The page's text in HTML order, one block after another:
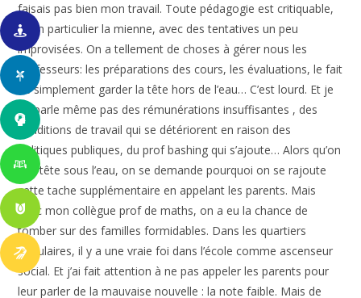
faisais pas bien mon travail. Toute pédagogie est critiquable,
et en particulier la mienne, avec des tentatives un peu
improvisées. On a tellement de choses à gérer nous les
professeurs: les préparations des cours, les évaluations, le fait
de simplement garder la tête hors de l’eau… C’est lourd. Et je
ne parle même pas des rémunérations insuffisantes , des
conditions de travail qui se détériorent en raison des
politiques publiques, du prof bashing qui s’ajoute… Alors qu’on
a la tête sous l’eau, on se demande pourquoi on se rajoute
cette tache supplémentaire en appelant les parents. Mais
avec mon collègue prof de maths, on a eu la chance de
tomber sur des familles formidables. Dans les quartiers
populaires, il y a une vraie foi dans l’école comme ascenseur
social. Et j’ai fait attention à ne pas appeler les parents pour
leur parler de la mauvaise nouvelle : la note faible. Mais de